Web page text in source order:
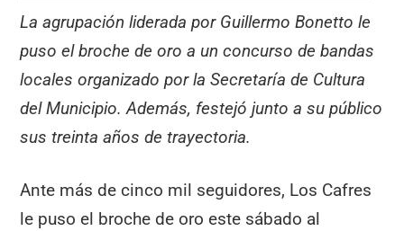
La agrupación liderada por Guillermo Bonetto le
puso el broche de oro a un concurso de bandas
locales organizado por la Secretaría de Cultura
del Municipio. Además, festejó junto a su público
sus treinta años de trayectoria.
Ante más de cinco mil seguidores, Los Cafres
le puso el broche de oro este sábado al